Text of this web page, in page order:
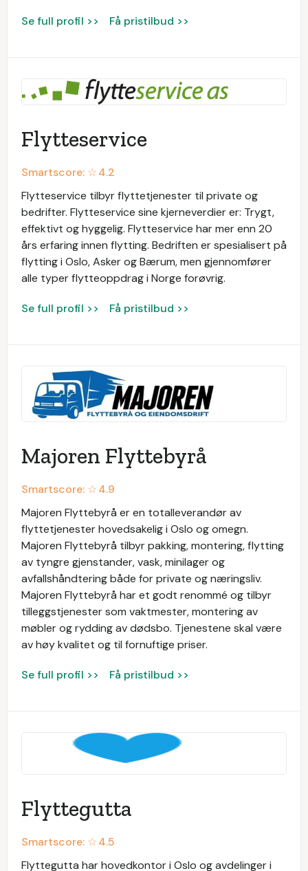
Se full profil >> Få pristilbud >>
Flytteservice
Smartscore: ☆4.2
Flytteservice tilbyr flyttetjenester til private og
bedrifter. Flytteservice sine kjerneverdier er: Trygt,
effektivt og hyggelig. Flytteservice har mer enn 20
års erfaring innen flytting. Bedriften er spesialisert på
flytting i Oslo, Asker og Bærum, men gjennomfører
alle typer flytteoppdrag i Norge forøvrig.
Se full profil >> Få pristilbud >>
Majoren Flyttebyrå
Smartscore: ☆4.9
Majoren Flyttebyrå er en totalleverandør av
flyttetjenester hovedsakelig i Oslo og omegn.
Majoren Flyttebyrå tilbyr pakking, montering, flytting
av tyngre gjenstander, vask, minilager og
avfallshåndtering både for private og næringsliv.
Majoren Flyttebyrå har et godt renommé og tilbyr
tilleggstjenester som vaktmester, montering av
møbler og rydding av dødsbo. Tjenestene skal være
av høy kvalitet og til fornuftige priser.
Se full profil >> Få pristilbud >>
Flyttegutta
Smartscore: ☆4.5
Flyttegutta har hovedkontor i Oslo og avdelinger i